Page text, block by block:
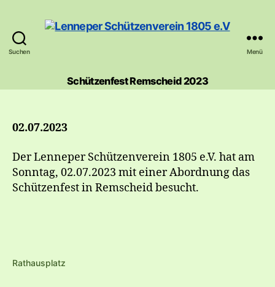
Suchen
Schützenverein
1805
Menü
Schützenfest Remscheid 2023
02.07.2023
Der Lenneper Schützenverein 1805 e.V. hat am
Sonntag, 02.07.2023 mit einer Abordnung das
Schützenfest in Remscheid besucht.
Rathausplatz